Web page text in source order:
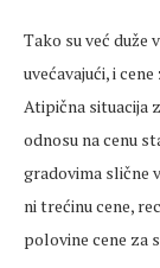
Tako su već duže
uvećavajući, i
Atipična situacija
odnosu na cenu
gradovima slične
ni trećinu cene,
polovine cene za